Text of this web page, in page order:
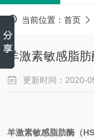
当前位置： 首页
羊激素敏感脂
更新时间：2020-
羊激素敏感脂肪酶（